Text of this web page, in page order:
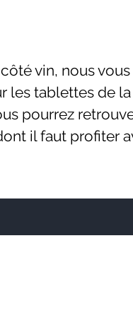
vin, nous
les tablettes de
pourrez
il faut profiter